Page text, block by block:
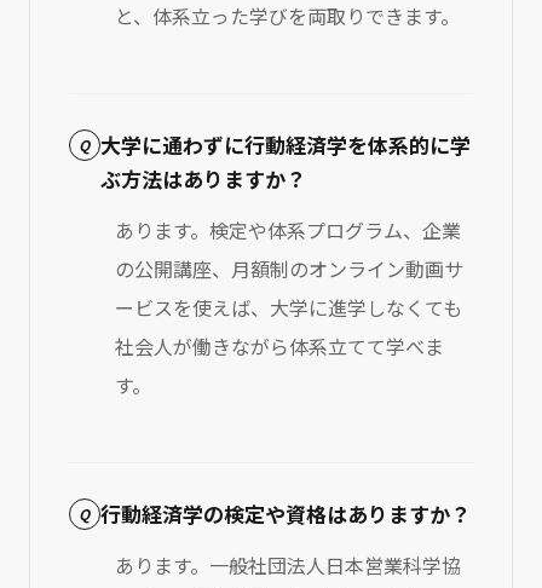
と、体系立った学びを両取りできます。
Q 大学に通わずに行動経済学を体系的に学
ぶ方法はありますか？
あります。検定や体系プログラム、企業
の公開講座、月額制のオンライン動画サ
ービスを使えば、大学に進学しなくても
社会人が働きながら体系立てて学べま
す。
Q 行動経済学の検定や資格はありますか？
あります。一般社団法人日本営業科学協